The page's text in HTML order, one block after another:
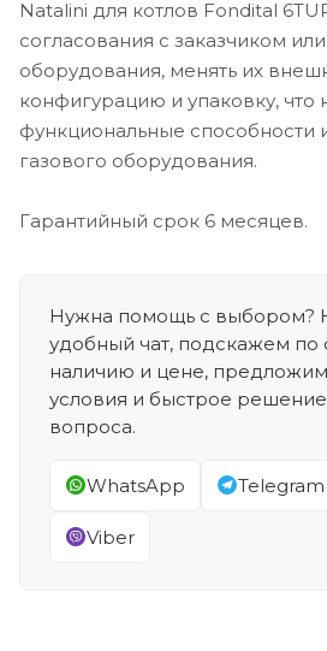
Natalini для котлов Fondital
согласования с заказчиком
оборудования, менять их
конфигурацию и упаковку, что
функциональные способности
газового оборудования.
Гарантийный срок 6 месяцев.
Нужна помощь с выбором?
удобный чат, подскажем по
наличию и цене,
условия и быстрое
вопроса.
WhatsApp Telegram
Viber